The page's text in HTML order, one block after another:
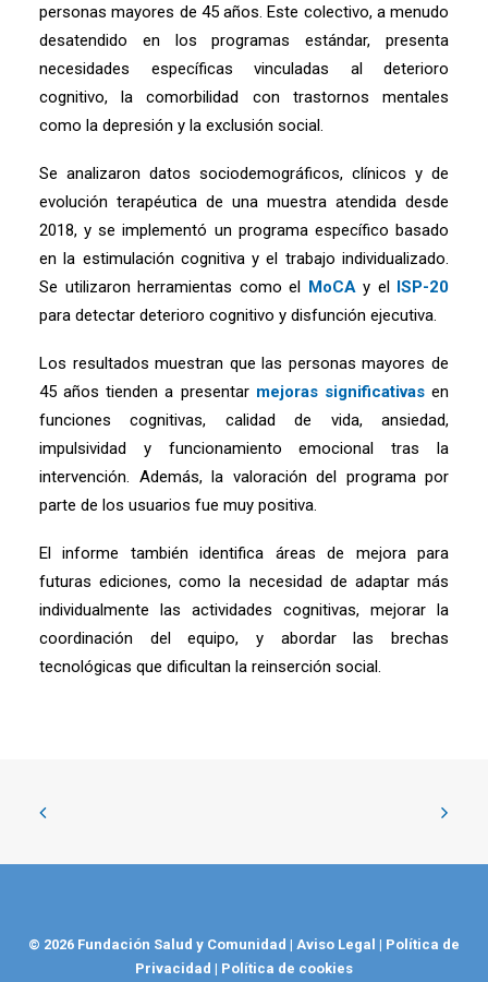
personas mayores de 45 años. Este colectivo, a menudo
desatendido en los programas estándar, presenta
necesidades específicas vinculadas al deterioro
cognitivo, la comorbilidad con trastornos mentales
como la depresión y la exclusión social.
Se analizaron datos sociodemográficos, clínicos y de
evolución terapéutica de una muestra atendida desde
2018, y se implementó un programa específico basado
en la estimulación cognitiva y el trabajo individualizado.
Se utilizaron herramientas como el MoCA y el ISP-20
para detectar deterioro cognitivo y disfunción ejecutiva.
Los resultados muestran que las personas mayores de
45 años tienden a presentar mejoras significativasen
funciones cognitivas, calidad de vida, ansiedad,
impulsividad y funcionamiento emocional tras la
intervención. Además, la valoración del programa por
parte de los usuarios fue muy positiva.
El informe también identifica áreas de mejora para
futuras ediciones, como la necesidad de adaptar más
individualmente las actividades cognitivas, mejorar la
coordinación del equipo, y abordar las brechas
tecnológicas que dificultan la reinserción social.
© 2026 Fundación Salud y Comunidad | Aviso Legal | Política de
Privacidad | Política de cookies